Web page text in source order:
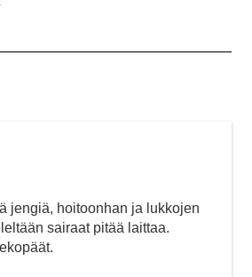
jengiä, hoitoonhan ja lukkojen
sairaat pitää laittaa.